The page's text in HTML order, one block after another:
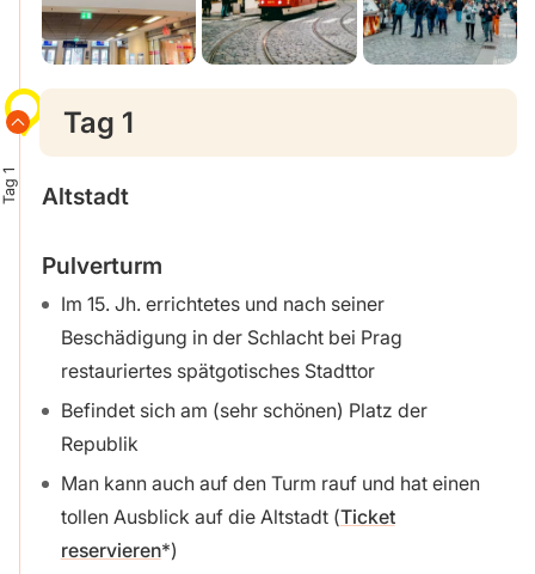
Tag 1
Tag 1
Altstadt
Pulverturm
Im 15. Jh. errichtetes und nach seiner
Beschädigung in der Schlacht bei Prag
restauriertes spätgotisches Stadttor
Befindet sich am (sehr schönen) Platz der
Republik
Man kann auch auf den Turm rauf und hat einen
tollen Ausblick auf die Altstadt (Ticket
reservieren )